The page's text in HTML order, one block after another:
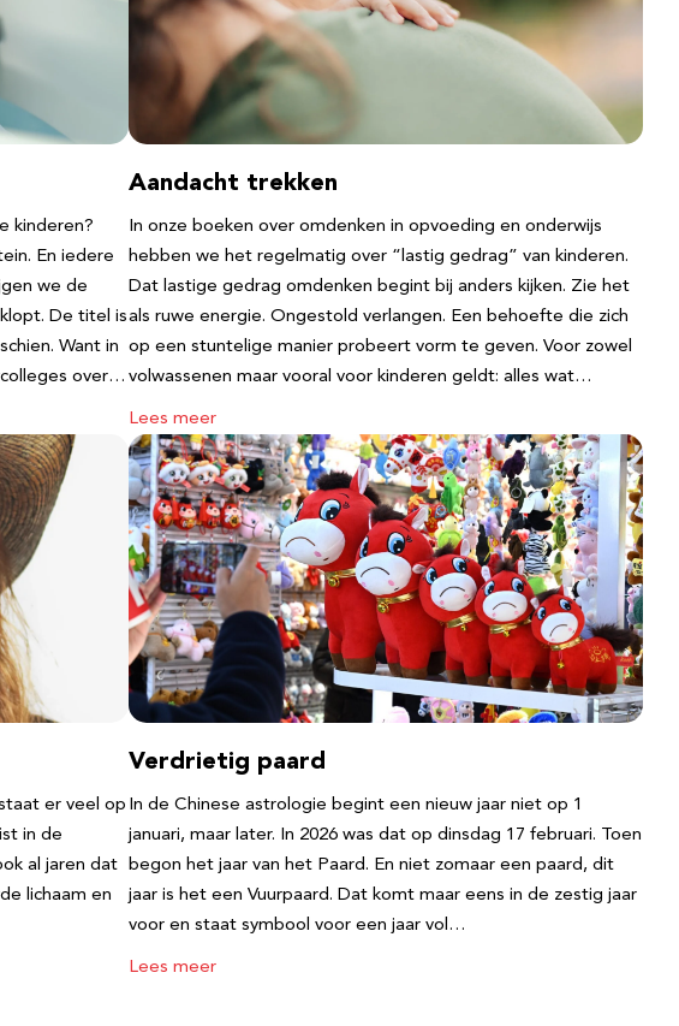
kinderen?
En iedere
we de
De titel is
Want in
over…
Aandacht trekken
In onze boeken over omdenken in opvoeding en onderwijs
hebben we het regelmatig over “lastig gedrag” van kinderen.
Dat lastige gedrag omdenken begint bij anders kijken. Zie het
als ruwe energie. Ongestold verlangen. Een behoefte die zich
op een stuntelige manier probeert vorm te geven. Voor zowel
volwassenen maar vooral voor kinderen geldt: alles wat…
Lees meer
er veel op
in de
al jaren dat
lichaam en
Verdrietig paard
In de Chinese astrologie begint een nieuw jaar niet op 1
januari, maar later. In 2026 was dat op dinsdag 17 februari. Toen
begon het jaar van het Paard. En niet zomaar een paard, dit
jaar is het een Vuurpaard. Dat komt maar eens in de zestig jaar
voor en staat symbool voor een jaar vol…
Lees meer